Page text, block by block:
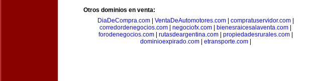
Otros dominios en venta:
DiaDeCompra.com| VentaDeAutomotores.com| compratuservidor.com|
corredordenegocios.com
negociofx.com bienesraicesalaventa.com
forodenegocios.com| rutasdeargentina.com| propiedadesrurales.com|
dominioexpirado.com| etransporte.com|